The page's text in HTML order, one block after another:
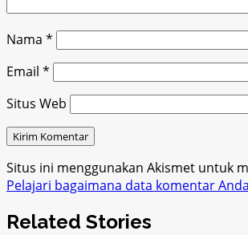
Nama *
Email *
Situs Web
Situs ini menggunakan Akismet untuk
Pelajari bagaimana data komentar
Related Stories